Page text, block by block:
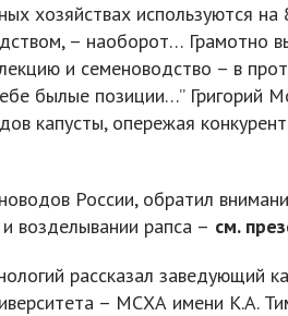
хозяйствах используются
– наоборот… Грамотно
и семеноводство – в
былые позиции…” Григорий
капусты, опережая
России, обратил
возделывании рапса – см.
рассказал заведующий
– МСХА имени К.А.